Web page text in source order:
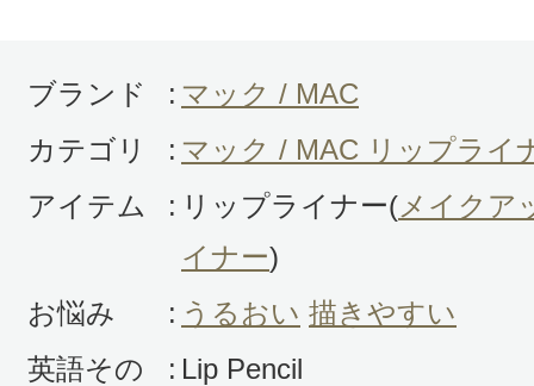
ブランド : マック / MAC
カテゴリ
: マック / MAC リップライ
アイテム
: リップライナー(メイクア
イナー)
お悩み
: うるおい 描きやすい
英語その
: Lip Pencil